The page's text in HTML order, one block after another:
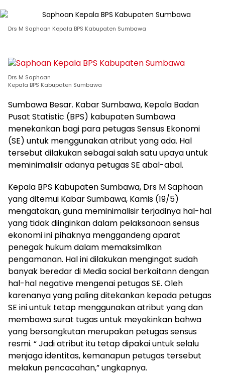
Drs M Saphoan Kepala BPS Kabupaten Sumbawa
Drs M Saphoan
Kepala BPS Kabupaten Sumbawa
Sumbawa Besar. Kabar Sumbawa, Kepala Badan
Pusat Statistic (BPS) kabupaten Sumbawa
menekankan bagi para petugas Sensus Ekonomi
(SE) untuk menggunakan atribut yang ada. Hal
tersebut dilakukan sebagai salah satu upaya untuk
meminimalisir adanya petugas SE abal-abal.
Kepala BPS Kabupaten Sumbawa, Drs M Saphoan
yang ditemui Kabar Sumbawa, Kamis (19/5)
mengatakan, guna meminimalisir terjadinya hal-hal
yang tidak diinginkan dalam pelaksanaan sensus
ekonomi ini pihaknya menggandeng aparat
penegak hukum dalam memaksimlkan
pengamanan. Hal ini dilakukan mengingat sudah
banyak beredar di Media social berkaitann dengan
hal-hal negative mengenai petugas SE. Oleh
karenanya yang paling ditekankan kepada petugas
SE ini untuk tetap menggunakan atribut yang dan
membawa surat tugas untuk meyakinkan bahwa
yang bersangkutan merupakan petugas sensus
resmi. “ Jadi atribut itu tetap dipakai untuk selalu
menjaga identitas, kemanapun petugas tersebut
melakun pencacahan,” ungkapnya.